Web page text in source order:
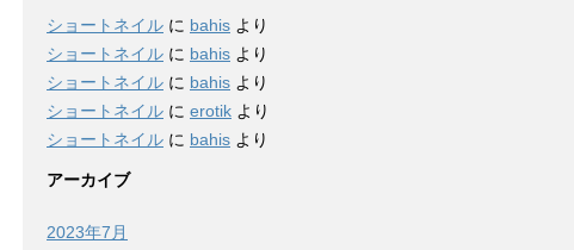
ショートネイル に bahis より
ショートネイル に bahis より
ショートネイル に bahis より
ショートネイル に erotik より
ショートネイル に bahis より
アーカイブ
2023年7月